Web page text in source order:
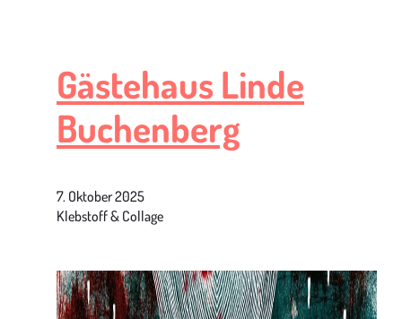
Gästehaus Linde
Buchenberg
7. Oktober 2025
Klebstoff & Collage